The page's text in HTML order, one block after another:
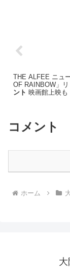
THE ALFEE ニュ
OF RAINBOW」
ント 映画館上映も
コメント
ホーム